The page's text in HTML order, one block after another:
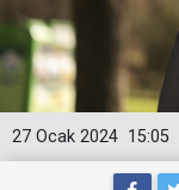
15:05
27 Ocak 2024